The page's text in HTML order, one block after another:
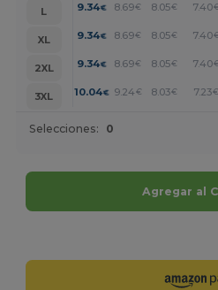
L
9.34€ 8.69€ 8.05€ 7.40€
XL
9.34€ 8.69€ 8.05€ 7.40€
2XL
9.34€ 8.69€ 8.05€ 7.40€
3XL
10.04€ 9.24€ 8.03€ 7.23€
Selecciones: 0
Agregar al